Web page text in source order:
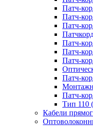
Патч-
Патч-
Патч-
Патч-
Патч-
Патч-
Патч-
Патч-
Тип 110
Кабели